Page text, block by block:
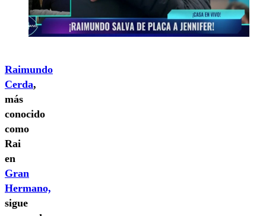
Raimundo
Cerda,
más
conocido
como
Rai
en
Gran
Hermano,
sigue